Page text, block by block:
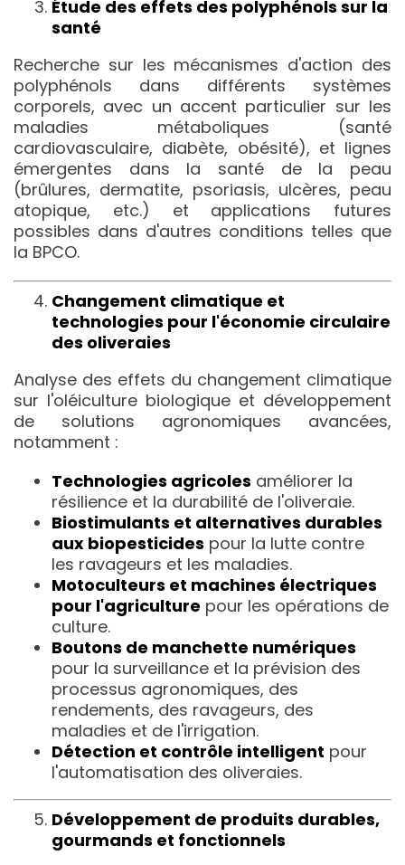
Étude des effets des polyphénols sur la
santé
Recherche sur les mécanismes d'action des
polyphénols dans différents systèmes
corporels, avec un accent particulier sur les
maladies métaboliques (santé
cardiovasculaire, diabète, obésité), et lignes
émergentes dans la santé de la peau
(brûlures, dermatite, psoriasis, ulcères, peau
atopique, etc.) et applications futures
possibles dans d'autres conditions telles que
la BPCO.
Changement climatique et
technologies pour l'économie circulaire
des oliveraies
Analyse des effets du changement climatique
sur l'oléiculture biologique et développement
de solutions agronomiques avancées,
notamment :
Technologies agricoles améliorer la
résilience et la durabilité de l'oliveraie.
Biostimulants et alternatives durables
aux biopesticides pour la lutte contre
les ravageurs et les maladies.
Motoculteurs et machines électriques
pour l'agriculture pour les opérations de
culture.
Boutons de manchette numériques
pour la surveillance et la prévision des
processus agronomiques, des
rendements, des ravageurs, des
maladies et de l'irrigation.
Détection et contrôle intelligent pour
l'automatisation des oliveraies.
Développement de produits durables,
gourmands et fonctionnels